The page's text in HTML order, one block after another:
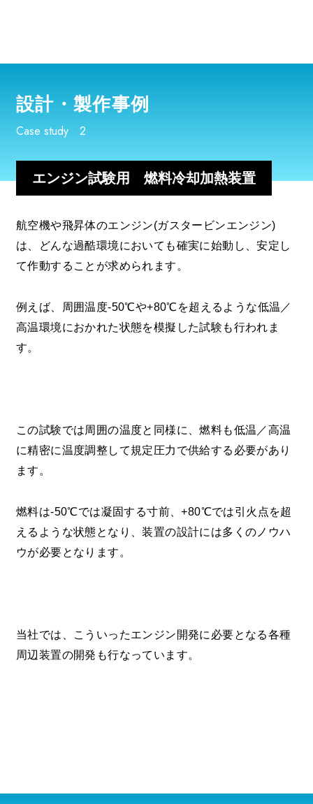
設計・製作事例
Case study 2
エンジン試験用 燃料冷却加熱装置
航空機や飛昇体のエンジン(ガスタービンエンジン)
は、どんな過酷環境においても確実に始動し、安定し
て作動することが求められます。
例えば、周囲温度-50℃や+80℃を超えるような低温／
高温環境におかれた状態を模擬した試験も行われま
す。
この試験では周囲の温度と同様に、燃料も低温／高温
に精密に温度調整して規定圧力で供給する必要があり
ます。
燃料は-50℃では凝固する寸前、+80℃では引火点を超
えるような状態となり、装置の設計には多くのノウハ
ウが必要となります。
当社では、こういったエンジン開発に必要となる各種
周辺装置の開発も行なっています。